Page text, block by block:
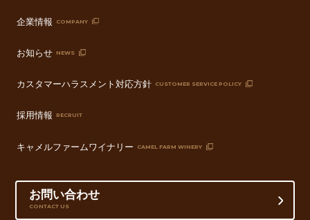
企業情報 COMPANY
お知らせ NEWS
カスタマーハラスメント対応方針 CUSTOMER SERVICE POLICY
採用情報 RECRUIT
キャメルファームワイナリー CAMEL FARM WINERY
お問い合わせ
CONTACT US